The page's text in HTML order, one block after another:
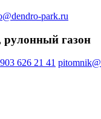
park.ru
газон
626 21 41